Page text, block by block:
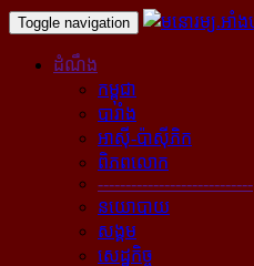
Toggle navigation
ដំណឹង
កម្ពុជា
បារាំង
អាស៊ី-ប៉ាស៊ីភិក
ពិភពលោក
----------------------------
នយោបាយ
សង្គម
សេដ្ឋកិច្ច